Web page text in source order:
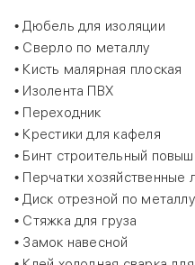
• Дюбель для изоляции
• Сверло по металлу
• Кисть малярная плоская
• Изолента ПВХ
• Переходник
• Крестики для кафеля
• Бинт строительный
• Перчатки хозяйственные
• Диск отрезной по металлу
• Стяжка для груза
• Замок навесной